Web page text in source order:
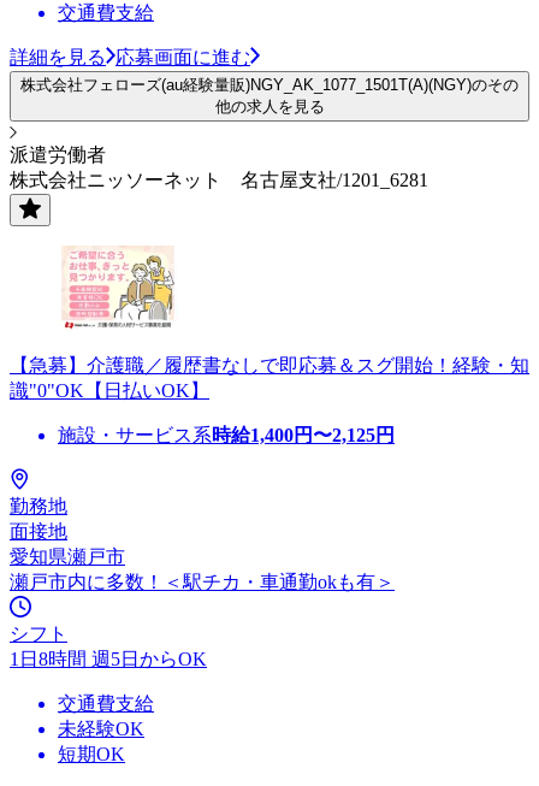
交通費支給
詳細を見る 応募画面に進む
株式会社フェローズ(au経験量販)NGY_AK_1077_1501T(A)(NGY)のその
他の求人を見る
派遣労働者
株式会社ニッソーネット 名古屋支社/1201_6281
【急募】介護職／履歴書なしで即応募＆スグ開始！経験・知
識"0"OK【日払いOK】
施設・サービス系時給1,400円〜2,125円
勤務地
面接地
愛知県瀬戸市
瀬戸市内に多数！＜駅チカ・車通勤okも有＞
シフト
1日8時間 週5日からOK
交通費支給
未経験OK
短期OK